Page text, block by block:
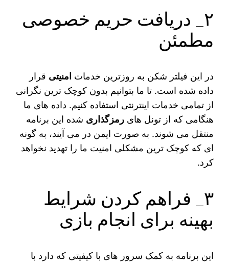
۲_ دریافت حریم خصوصی
مطمئن
در این فیلتر شکن به روزترین خدمات امنیتی قرار
داده شده است. تا ما بتوانیم بدون کوچک‌ ترین نگرانی
از تمامی خدمات اینترنتی استفاده کنیم. داده‌ های ما
هنگامی که از تونل هایرمزگذاری شده این برنامه
منتقل می شوند. به صورت ایمن در می آیند، به گونه
ای که کوچک ترین مشکلی امنیت ما را تهدید نخواهد
کرد.
۳_ فراهم کردن شرایط
بهینه برای انجام بازی
این برنامه به کمک سرور های با کیفیتی که دارد با